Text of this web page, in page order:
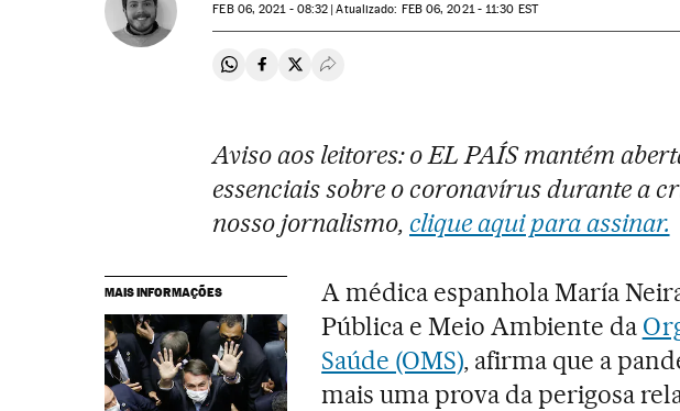
FEB06, 2021 - 08:32 atualizado: FEB06, 2021 - 11:30 EST
Compartir en Whatsapp
Compartir en Facebook
Compartir en Twitter
Desplegar Redes Sociales
Aviso aos leitores: o EL PAÍS mantém
essenciais sobre o coronavírus durante a
nosso jornalismo, clique aqui para assinar.
MAIS INFORMAÇÕES
A médica espanhola María
Pública e Meio Ambiente da
Saúde (OMS), afirma que a
mais uma prova da perigosa